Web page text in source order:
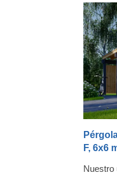
F, 6x6
Nuestro